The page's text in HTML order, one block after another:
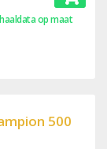
op maat
500